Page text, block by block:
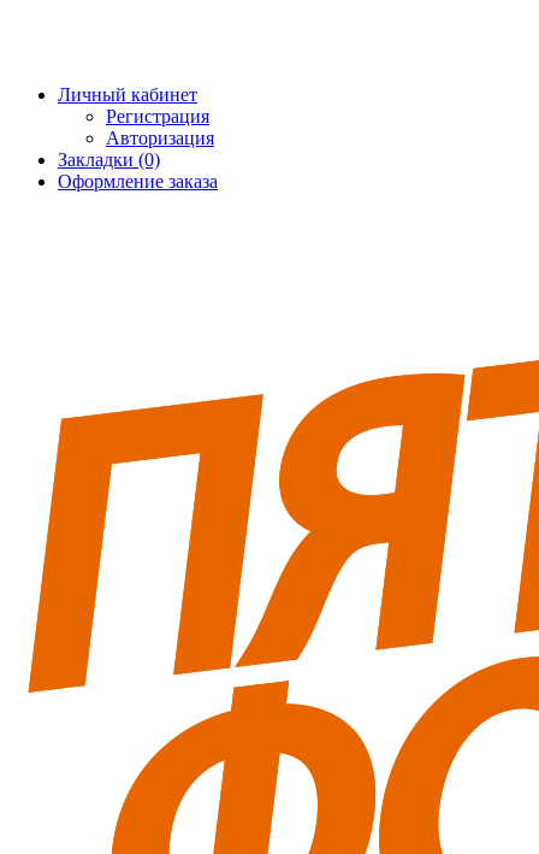
Личный кабинет
Регистрация
Авторизация
Закладки (0)
Оформление заказа